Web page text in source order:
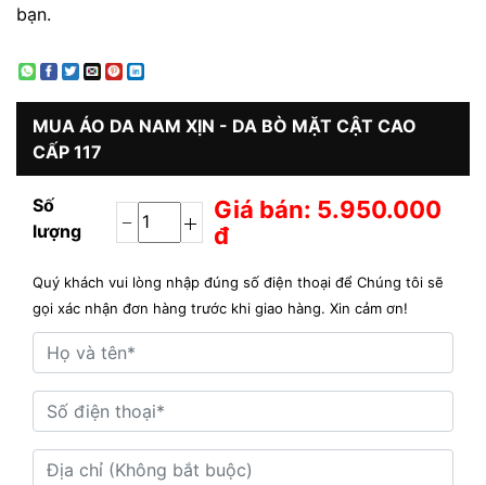
bạn.
MUA ÁO DA NAM XỊN - DA BÒ MẶT CẬT CAO
CẤP 117
Số
lượng
Giá bán: 5.950.000
đ
Quý khách vui lòng nhập đúng số điện thoại để Chúng tôi sẽ
gọi xác nhận đơn hàng trước khi giao hàng. Xin cảm ơn!